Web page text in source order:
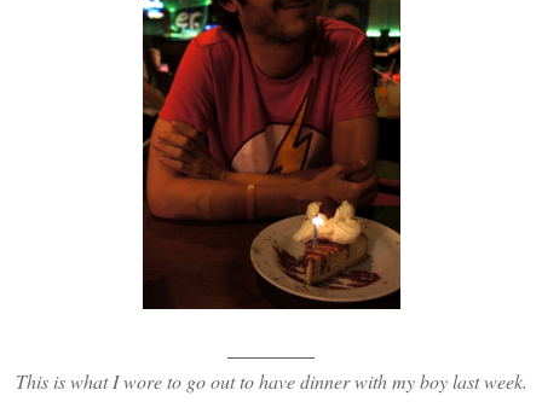
————–
This is what I wore to go out to have dinner with my boy last week.